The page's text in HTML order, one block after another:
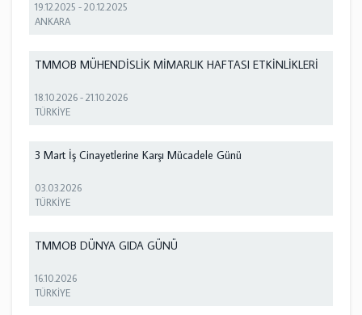
19.12.2025 -20.12.2025
ANKARA
TMMOB MÜHENDİSLİK MİMARLIK HAFTASI ETKİNLİKLERİ
18.10.2026 -21.10.2026
TÜRKİYE
3 Mart İş Cinayetlerine Karşı Mücadele Günü
03.03.2026
TÜRKİYE
TMMOB DÜNYA GIDA GÜNÜ
16.10.2026
TÜRKİYE